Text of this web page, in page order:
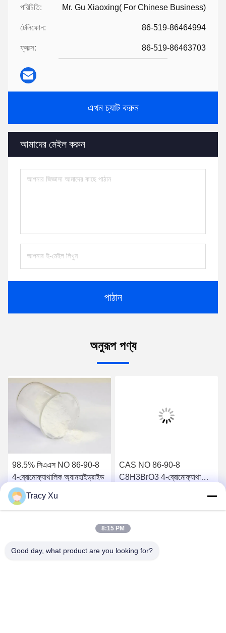
পরিচিতি: Mr. Gu Xiaoxing( For Chinese Business)
টেলিফোন: 86-519-86464994
ফ্যাক্স: 86-519-86463703
এখন চ্যাট করুন
আমাদের মেইল করুন
পাঠান
অনুরূপ পণ্য
98.5% সিএএস NO 86-90-8
4-ব্রোমোফ্যাথালিক অ্যানহাইড্রাইড
সেরা দাম পান
CAS NO 86-90-8
C8H3BrO3 4-ব্রোমোফ্যাথালিক
সেরা দাম পান
Tracy Xu
8:15 PM
Good day, what product are you looking for?